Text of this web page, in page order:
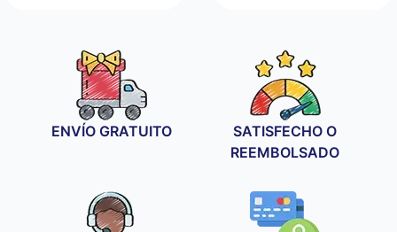
ENVÍO GRATUITO
SATISFECHO O
REEMBOLSADO